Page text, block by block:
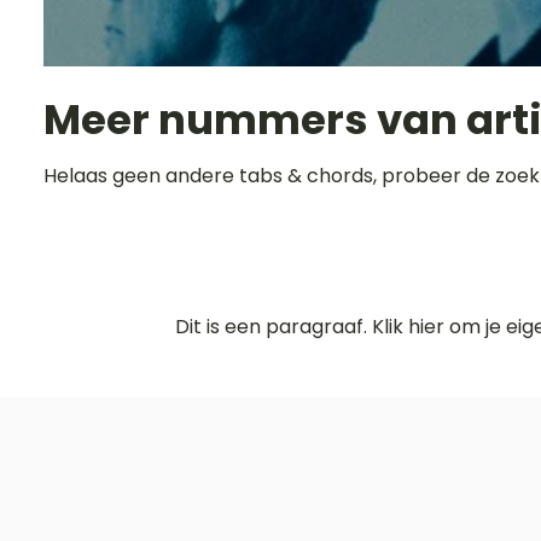
Meer nummers van
Helaas geen andere tabs & chords, probeer de
Dit is een paragraaf. Klik hier om je